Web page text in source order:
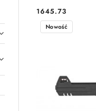
Cena:
1645.73
Nowość